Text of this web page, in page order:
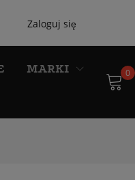
Zaloguj się
MARKI
0